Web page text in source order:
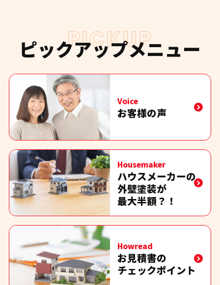
PICKUP
ピックアップメニュー
Voice
お客様の声
Housemaker
ハウスメーカーの
外壁塗装が
最大半額？！
Howread
お見積書の
チェックポイント